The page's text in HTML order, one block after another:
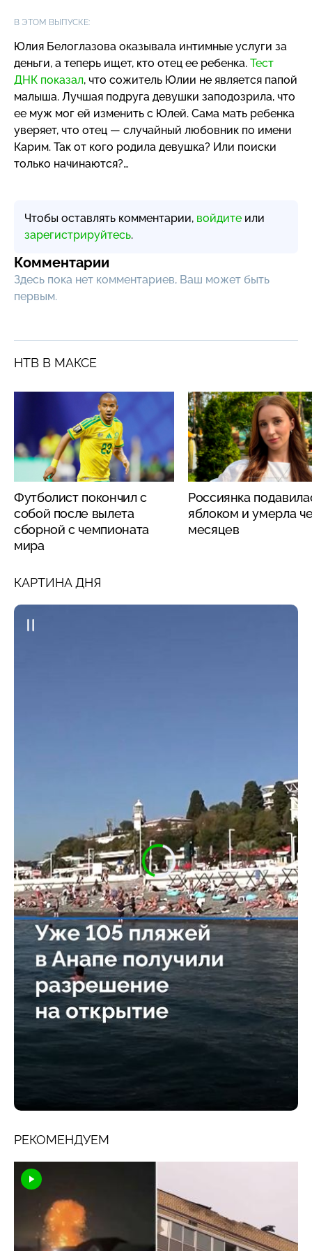
В ЭТОМ ВЫПУСКЕ:
Юлия Белоглазова оказывала интимные услуги за
деньги, а теперь ищет, кто отец ее ребенка. Тест
ДНК показал, что сожитель Юлии не является папой
малыша. Лучшая подруга девушки заподозрила, что
ее муж мог ей изменить с Юлей. Сама мать ребенка
уверяет, что отец — случайный любовник по имени
Карим. Так от кого родила девушка? Или поиски
только начинаются?…
Чтобы оставлять комментарии, войдите или
зарегистрируйтесь.
Комментарии
Здесь пока нет комментариев, Ваш может быть
первым.
НТВ В МАКСЕ
Футболист покончил с
собой после вылета
сборной с чемпионата
мира
Россиянка
яблоком и умерла
месяцев
КАРТИНА ДНЯ
РЕКОМЕНДУЕМ